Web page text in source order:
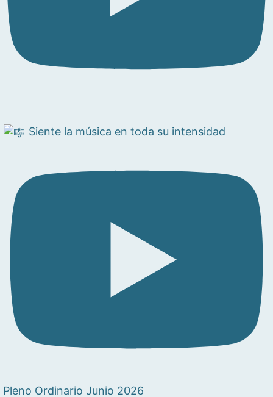
Siente la música en toda su intensidad
Pleno Ordinario Junio 2026